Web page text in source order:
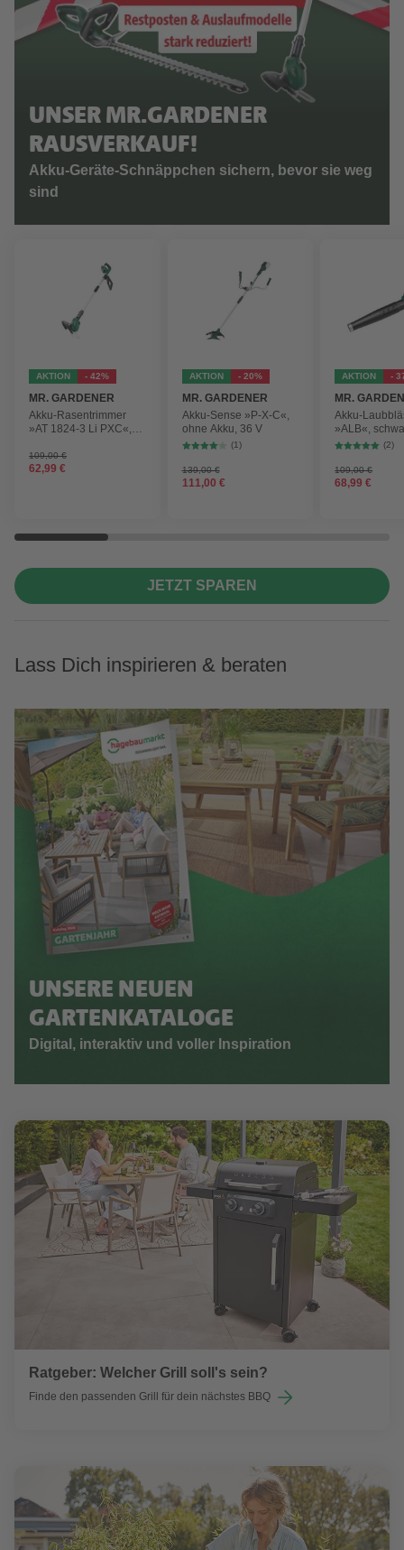
UNSER MR.GARDENER
RAUSVERKAUF!
Akku-Geräte-Schnäppchen sichern, bevor sie weg
sind
AKTION - 42%
MR. GARDENER
Akku-Rasentrimmer
»AT 1824-3 Li PXC«,
109,00 €
62,99 €
AKTION - 20%
MR. GARDENER
Akku-Sense »P-X-C«,
ohne Akku, 36 V
(1)
139,00 €
111,00 €
AKTION -
MR.
Akku-
»ALB«,
max.
210 km/h
(2)
109,00 €
68,99 €
JETZT SPAREN
Lass Dich inspirieren & beraten
UNSERE NEUEN
GARTENKATALOGE
Digital, interaktiv und voller Inspiration
Ratgeber: Welcher Grill soll's sein?
Finde den passenden Grill für dein nächstes BBQ